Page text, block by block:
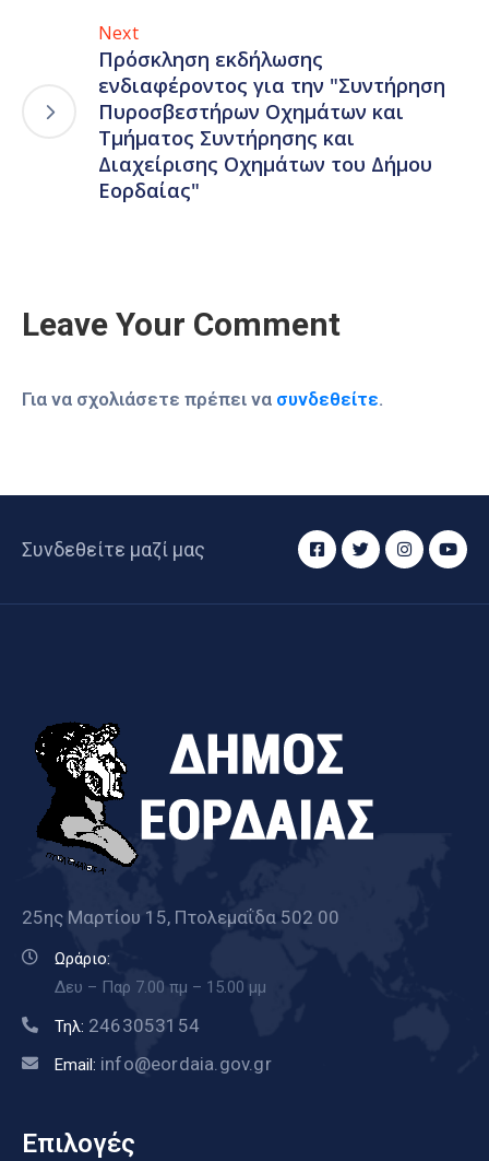
Next
Πρόσκληση εκδήλωσης
ενδιαφέροντος για την "Συντήρηση
Πυροσβεστήρων Οχημάτων και
Τμήματος Συντήρησης και
Διαχείρισης Οχημάτων του Δήμου
Εορδαίας"
Leave Your Comment
Για να σχολιάσετε πρέπει να συνδεθείτε.
Συνδεθείτε μαζί μας
25ης Μαρτίου 15, Πτολεμαΐδα 502 00
Ωράριο:
Δευ – Παρ 7.00 πμ – 15.00 μμ
Τηλ: 2463053154
Email: info@eordaia.gov.gr
Επιλογές